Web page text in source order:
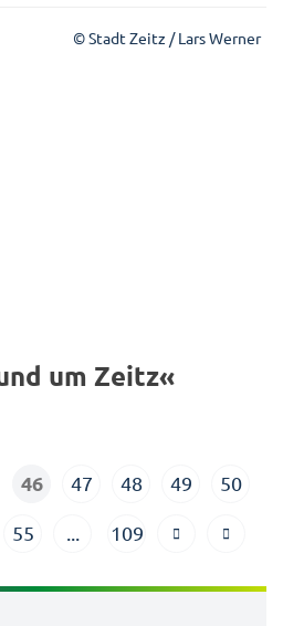
© Stadt Zeitz / Lars Werner
um Zeitz«
46 47 48 49 50
55 109